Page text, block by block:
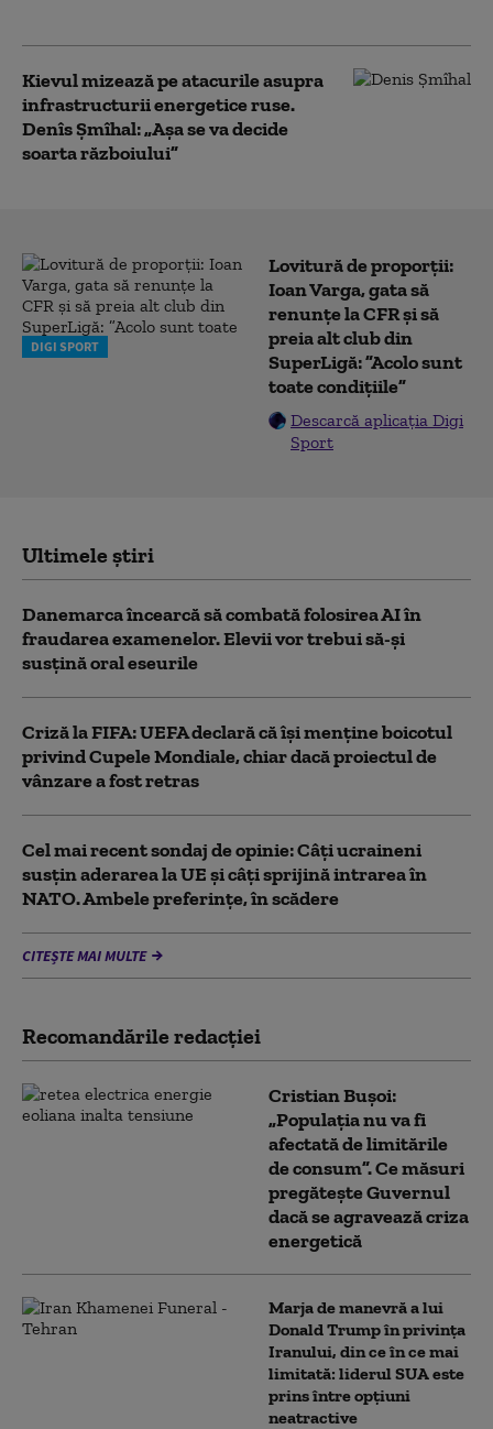
Kievul mizează pe atacurile asupra
infrastructurii energetice ruse.
Denîs Șmîhal: „Așa se va decide
soarta războiului”
DIGI SPORT
Lovitură de proporții:
Ioan Varga, gata să
renunțe la CFR și să
preia alt club din
SuperLigă: ”Acolo sunt
toate condițiile”
Descarcă aplicația Digi
Sport
Ultimele știri
Danemarca încearcă să combată folosirea AI în
fraudarea examenelor. Elevii vor trebui să-şi
susţină oral eseurile
Criză la FIFA: UEFA declară că îşi menţine boicotul
privind Cupele Mondiale, chiar dacă proiectul de
vânzare a fost retras
Cel mai recent sondaj de opinie: Câți ucraineni
susțin aderarea la UE și câți sprijină intrarea în
NATO. Ambele preferințe, în scădere
CITEȘTE MAI MULTE
Recomandările redacţiei
Cristian Bușoi:
„Populația nu va fi
afectată de limitările
de consum”. Ce măsuri
pregătește Guvernul
dacă se agravează criza
energetică
Marja de manevră a lui
Donald Trump în privința
Iranului, din ce în ce mai
limitată: liderul SUA este
prins între opțiuni
neatractive